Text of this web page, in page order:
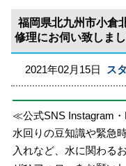
福岡県北九州市小倉
修理にお伺い致しまし
2021年02月15日 ス
≪公式SNS Instagram
水回りの豆知識や緊急
入れなど、水に関わる